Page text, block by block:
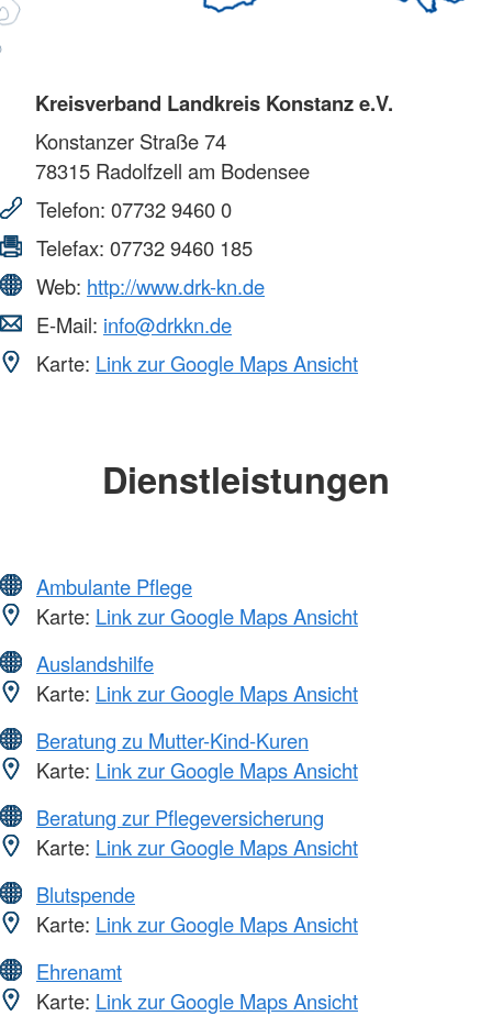
Kreisverband Landkreis Konstanz e.V.
Konstanzer Straße 74
78315 Radolfzell am Bodensee
Telefon: 07732 9460 0
Telefax: 07732 9460 185
Web: http://www.drk-kn.de
E-Mail: info@drkkn.de
Karte: Link zur Google Maps Ansicht
Dienstleistungen
Ambulante Pflege
Karte: Link zur Google Maps Ansicht
Auslandshilfe
Karte: Link zur Google Maps Ansicht
Beratung zu Mutter-Kind-Kuren
Karte: Link zur Google Maps Ansicht
Beratung zur Pflegeversicherung
Karte: Link zur Google Maps Ansicht
Blutspende
Karte: Link zur Google Maps Ansicht
Ehrenamt
Karte: Link zur Google Maps Ansicht